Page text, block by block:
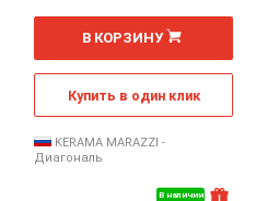
В наличии
м
В КОРЗИНУ
Купить в один клик
KERAMA MARAZZI -
Диагональ